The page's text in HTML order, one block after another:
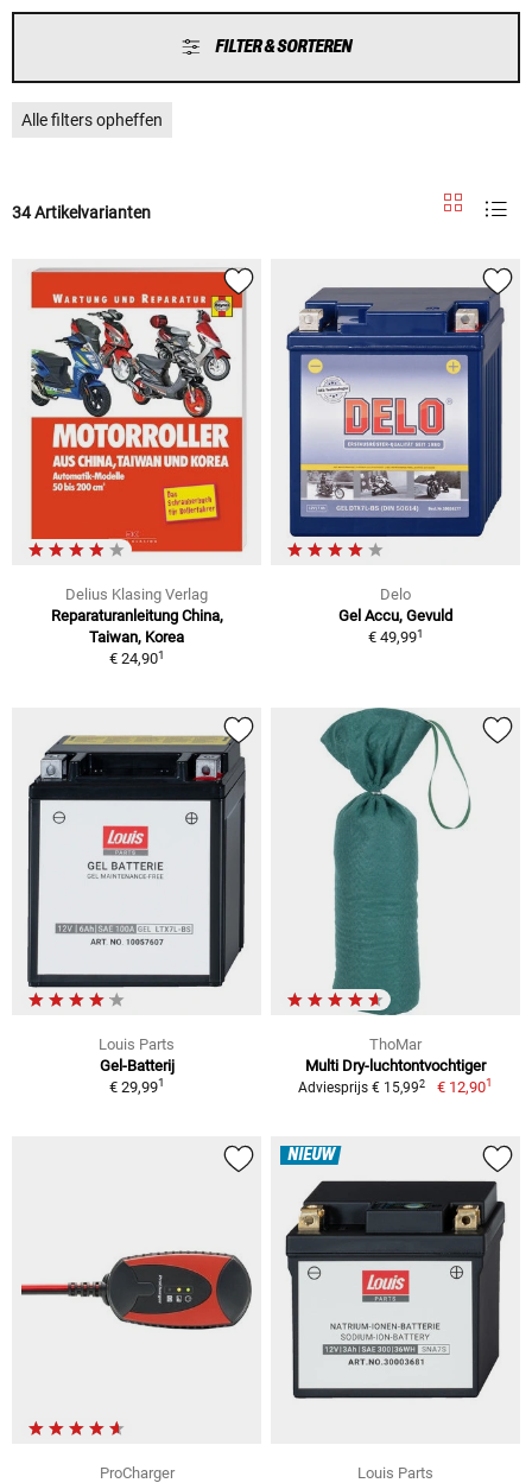
FILTER & SORTEREN
Alle filters opheffen
34 Artikelvarianten
Delius Klasing Verlag
Reparaturanleitung China,
Taiwan, Korea
€ 24,901
Delo
Gel Accu, Gevuld
€ 49,991
Louis Parts
Gel-Batterij
€ 29,991
ThoMar
Multi Dry-luchtontvochtiger
Adviesprijs € 15,992 € 12,901
ProCharger
NIEUW
Louis Parts